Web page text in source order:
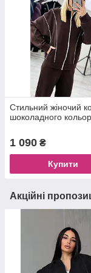
Стильний жіночий
шоколадного
1 090 ₴
Купити
Акційні